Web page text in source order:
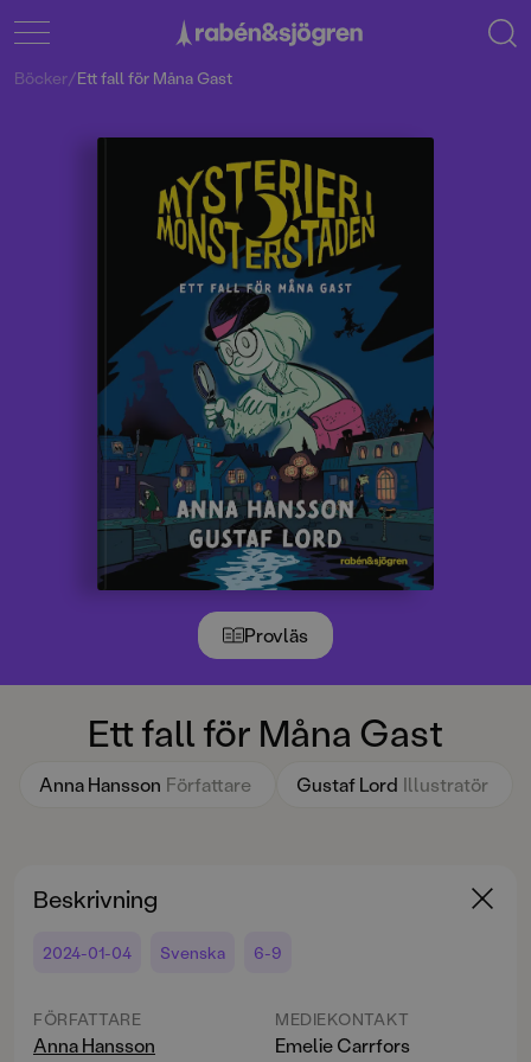
Provläs
Ett fall för Måna Gast
Anna Hansson Författare Gustaf Lord Illustratör
Böcker/Ett fall för Måna Gast
Beskrivning
2024-01-04 Svenska 6-9
FÖRFATTARE
Anna Hansson
MEDIEKONTAKT
Emelie Carrfors